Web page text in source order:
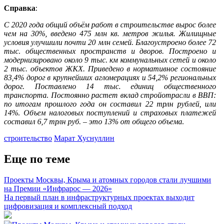
Справка:
С 2020 года общий объём работ в строительстве вырос более
чем на 30%, введено 475 млн кв. метров жилья. Жилищные
условия улучшили почти 20 млн семей. Благоустроено более 72
тыс. общественных пространств и дворов. Построено и
модернизировано около 9 тыс. км коммунальных сетей и около
2 тыс. объектов ЖКХ. Приведено в нормативное состояние
83,4% дорог в крупнейших агломерациях и 54,2% региональных
дорог. Поставлено 14 тыс. единиц общественного
транспорта. Постоянно растет вклад стройотрасли в ВВП:
по итогам прошлого года он составил 22 трлн рублей, или
14%. Объем налоговых поступлений и страховых платежей
составил 6,7 трлн руб. – это 13% от общего объема.
строительство Марат Хуснуллин
Еще по теме
Проекты Москвы, Крыма и атомных городов стали лучшими
на Премии «Инфрарос — 2026»
На первый план в инфраструктурных проектах выходит
цифровизация и комплексный подход